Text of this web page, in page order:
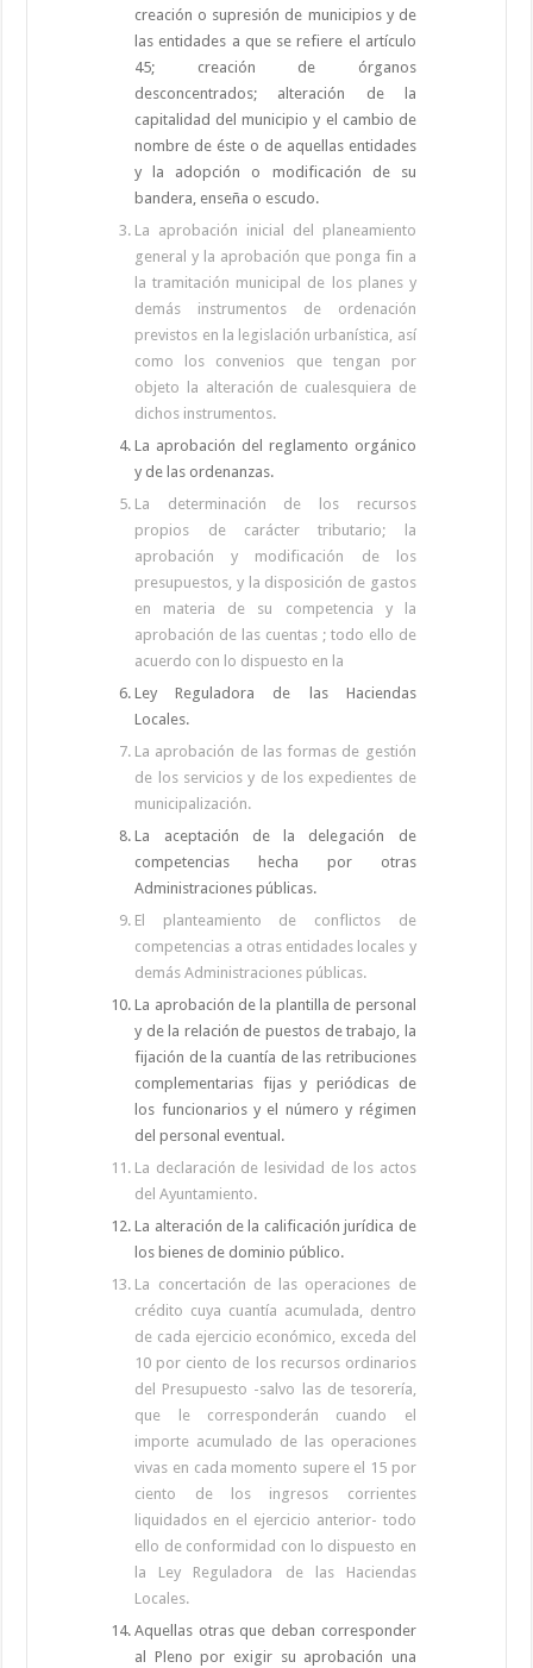
creación o supresión de municipios y de
las entidades a que se refiere el artículo
45; creación de órganos
desconcentrados; alteración de la
capitalidad del municipio y el cambio de
nombre de éste o de aquellas entidades
y la adopción o modificación de su
bandera, enseña o escudo.
La aprobación inicial del planeamiento
general y la aprobación que ponga fin a
la tramitación municipal de los planes y
demás instrumentos de ordenación
previstos en la legislación urbanística, así
como los convenios que tengan por
objeto la alteración de cualesquiera de
dichos instrumentos.
La aprobación del reglamento orgánico
y de las ordenanzas.
La determinación de los recursos
propios de carácter tributario; la
aprobación y modificación de los
presupuestos, y la disposición de gastos
en materia de su competencia y la
aprobación de las cuentas ; todo ello de
acuerdo con lo dispuesto en la
Ley Reguladora de las Haciendas
Locales.
La aprobación de las formas de gestión
de los servicios y de los expedientes de
municipalización.
La aceptación de la delegación de
competencias hecha por otras
Administraciones públicas.
El planteamiento de conflictos de
competencias a otras entidades locales y
demás Administraciones públicas.
La aprobación de la plantilla de personal
y de la relación de puestos de trabajo, la
fijación de la cuantía de las retribuciones
complementarias fijas y periódicas de
los funcionarios y el número y régimen
del personal eventual.
La declaración de lesividad de los actos
del Ayuntamiento.
La alteración de la calificación jurídica de
los bienes de dominio público.
La concertación de las operaciones de
crédito cuya cuantía acumulada, dentro
de cada ejercicio económico, exceda del
10 por ciento de los recursos ordinarios
del Presupuesto -salvo las de tesorería,
que le corresponderán cuando el
importe acumulado de las operaciones
vivas en cada momento supere el 15 por
ciento de los ingresos corrientes
liquidados en el ejercicio anterior- todo
ello de conformidad con lo dispuesto en
la Ley Reguladora de las Haciendas
Locales.
Aquellas otras que deban corresponder
al Pleno por exigir su aprobación una